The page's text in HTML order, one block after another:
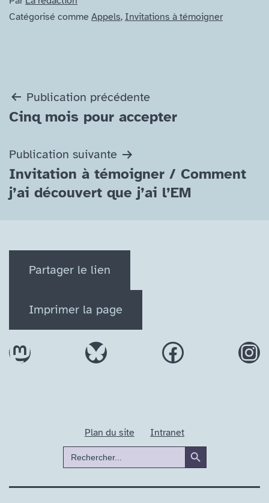
Catégorisé comme Appels, Invitations à témoigner
Navigation
de
l’article
Publication précédente
Cinq mois pour accepter
Publication suivante
Invitation à témoigner /​ Comment
j’ai découvert que j’ai l’EM
Partager le lien
Imprimer la page
MastodonBluesky Facebook
Plan du site Intranet
Search
for:
Search Button